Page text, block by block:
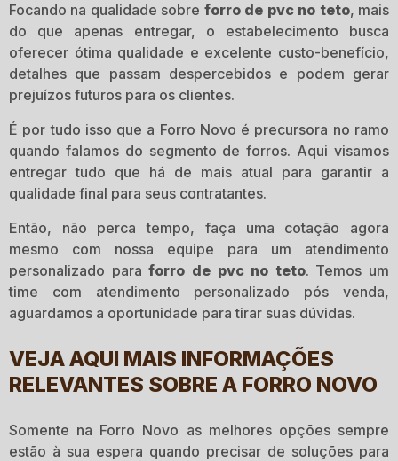
Focando na qualidade sobre forro de pvc no teto, mais
do que apenas entregar, o estabelecimento busca
oferecer ótima qualidade e excelente custo-benefício,
detalhes que passam despercebidos e podem gerar
prejuízos futuros para os clientes.
É por tudo isso que a Forro Novo é precursora no ramo
quando falamos do segmento de forros. Aqui visamos
entregar tudo que há de mais atual para garantir a
qualidade final para seus contratantes.
Então, não perca tempo, faça uma cotação agora
mesmo com nossa equipe para um atendimento
personalizado paraforro de pvc no teto. Temos um
time com atendimento personalizado pós venda,
aguardamos a oportunidade para tirar suas dúvidas.
VEJA AQUI MAIS INFORMAÇÕES
RELEVANTES SOBRE A FORRO NOVO
Somente na Forro Novo as melhores opções sempre
estão à sua espera quando precisar de soluções para